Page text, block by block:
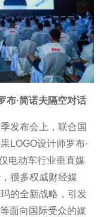
布·简诺夫隔空对话
发布会上，联合国
LOGO设计师罗布·
电动车行业垂直媒
很多权威财经媒
的全新战略，引发
面向国际受众的媒